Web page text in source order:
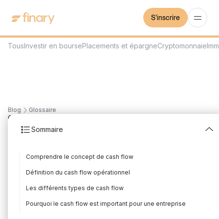
S'inscrire
Blog Glossaire
Sommaire
Comprendre le concept de cash flow
Définition du cash flow opérationnel
Les différents types de cash flow
Pourquoi le cash flow est important pour une entreprise
6
Rédigé parMounir Laggoune Édité par
Le cash flow, ou flux de trésorerie, est un indicateur financier
TousInvestir en boursePlacements et épargneCryptomonnaie